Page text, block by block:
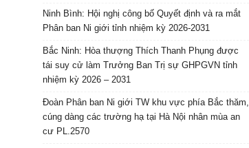
Ninh Bình: Hội nghị công bố Quyết định và ra mắt
Phân ban Ni giới tỉnh nhiệm kỳ 2026-2031
Bắc Ninh: Hòa thượng Thích Thanh Phụng được
tái suy cử làm Trưởng Ban Trị sự GHPGVN tỉnh
nhiệm kỳ 2026 – 2031
Đoàn Phân ban Ni giới TW khu vực phía Bắc thăm,
cúng dàng các trường hạ tại Hà Nội nhân mùa an
cư PL.2570